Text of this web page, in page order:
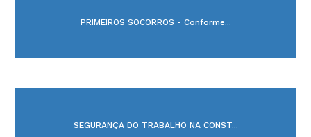
PRIMEIROS SOCORROS - Conforme...
SEGURANÇA DO TRABALHO NA CONST...